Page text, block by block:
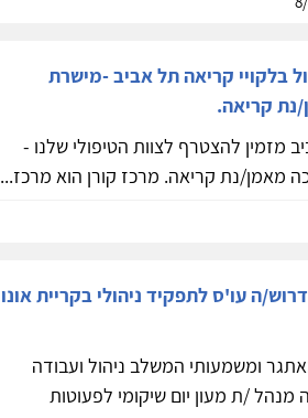
בלקויי קריאה תל אביב -מישרת
נת קריאה.
מזמין להצטרף לצוות הטיפולי שלנו -
מאמן/נת קריאה. מרכז קורן הוא מרכז...
ה עו'ס לתפקיד ניהולי בקריית אונו
ומשמעותי המשלב ניהול ועבודה
מנהל /ת מעון יום שיקומי לפעוטות